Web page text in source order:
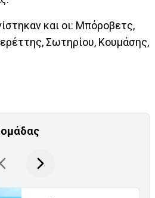
και οι: Μπόροβετς,
Σωτηρίου, Κουμάσης,